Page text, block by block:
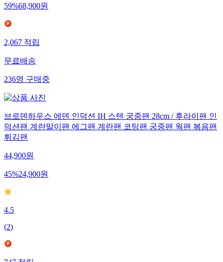
59%68,900원
2,067적립
무료배송
236명구매중
브로덴하우스 에덴 인덕션 IH 스텐 궁중팬 28cm / 후라이팬 인
덕션팬 계란말이팬 에그팬 계란팬 코팅팬 궁중팬 웍팬 볶음팬
튀김팬
44,900원
45%24,900원
4.5
(2)